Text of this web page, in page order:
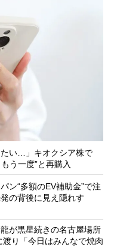
たい…」キオクシア株で
う一度”と再購入
ン“多額のEV補助金”で注
の背後に見え隠れす
が黒星続きの名古屋場所
り「今日はみんなで焼肉